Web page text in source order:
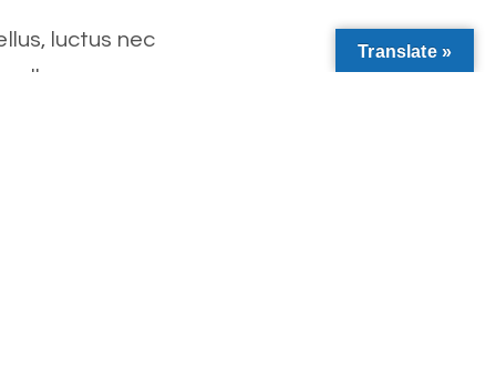
luctus nec
ullamcorper
Translate »